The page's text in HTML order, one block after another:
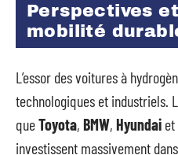
Perspectives
mobilité
L’essor des voitures à
technologiques et industriels.
queToyota, BMW, Hyundai
investissent massivement